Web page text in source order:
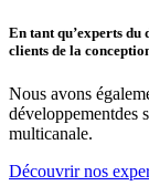
En tant qu’experts du
clients de la
Nous avons
développementdes
multicanale.
Découvrir nos